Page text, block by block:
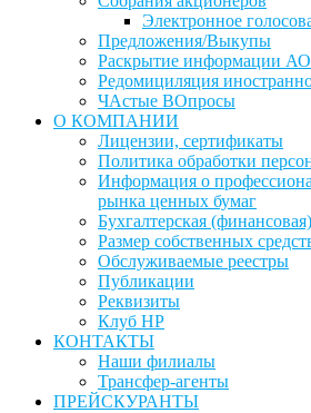
Электронное
Предложения/Выкупы
Раскрытие информации АО
Редомициляция
ЧАстые ВОпросы
О КОМПАНИИ
Лицензии, сертификаты
Политика обработки
Информация о
рынка ценных бумаг
Бухгалтерская
Размер собственных
Обслуживаемые реестры
Публикации
Реквизиты
Клуб НР
КОНТАКТЫ
Наши филиалы
Трансфер-агенты
ПРЕЙСКУРАНТЫ